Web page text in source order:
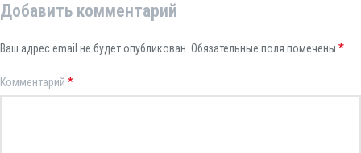
Добавить комментарий
Ваш адрес email не будет опубликован. Обязательные поля помечены *
Комментарий *